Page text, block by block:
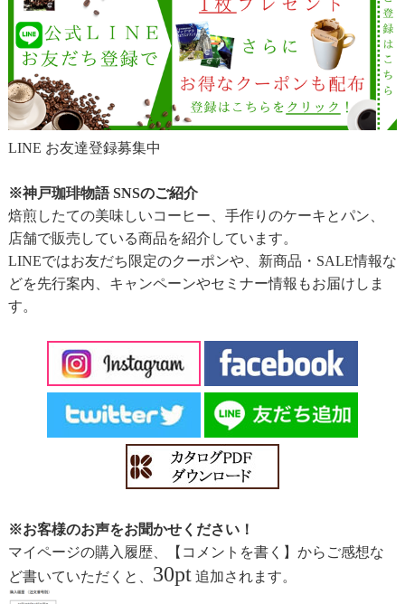
LINE お友達登録募集中
※神戸珈琲物語 SNSのご紹介
焙煎したての美味しいコーヒー、手作りのケーキとパン、
店舗で販売している商品を紹介しています。
LINEではお友だち限定のクーポンや、新商品・SALE情報な
どを先行案内、キャンペーンやセミナー情報もお届けしま
す。
※お客様のお声をお聞かせください！
マイページの購入履歴、【コメントを書く】からご感想な
ど書いていただくと、 30pt追加されます。